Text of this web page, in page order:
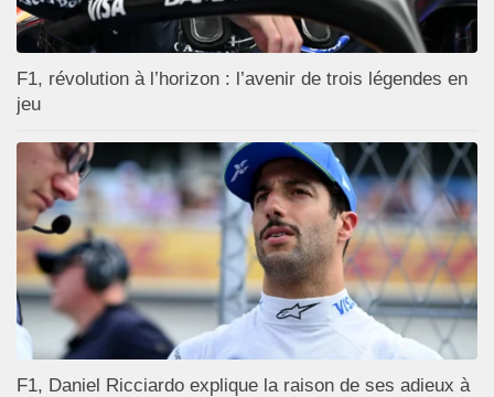
F1, révolution à l’horizon : l’avenir de trois légendes en
jeu
F1, Daniel Ricciardo explique la raison de ses adieux à